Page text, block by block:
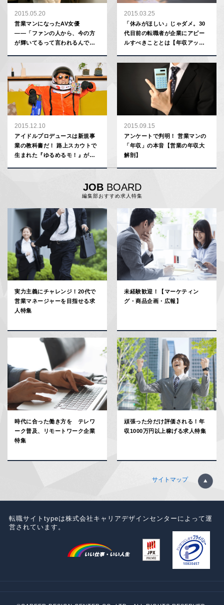
2015.05.20
営業マンになったAV女優
――「ファンの人から、今の方
が輝いてるって言われるんで
2015.03.25
「休みがほしい」じゃダメ。30
代目前の転職者が企業にアピー
ルすべきこととは【年収アップ
2015.12.10
アイドルプロデュースは新規事
業の教科書だ！ 路上スカウトで
生まれた『ゆるめるモ！』が
2015.09.15
アンケートで判明！ 営業マンの
「年収」の本音【営業の年収大
解剖】
JOBBOARD
編集部おすすめ求人特集
実力主義にチャレンジ！20代で
営業マネージャーを目指せる求
人特集
未経験歓迎！【マーケティン
グ・商品企画・広報】
時代に合った働き方を テレワ
ーク普及、リモートワーク企業
特集
頑張った分だけ評価される！年
収1000万円以上稼げる求人特集
サイトマップ
転職サイトtypeは株式会社キャリアデザインセンターによって運
営されています。